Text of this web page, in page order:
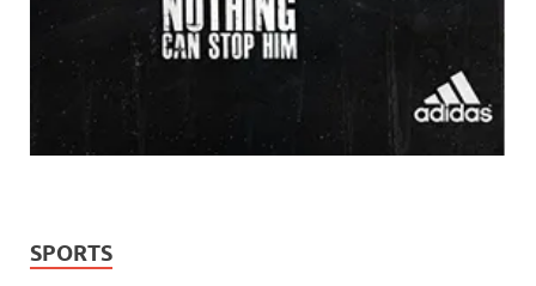
SPORTS